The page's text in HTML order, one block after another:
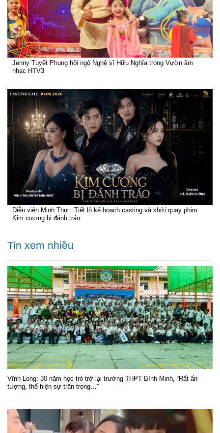
Jenny Tuyết Phụng hội ngộ Nghệ sĩ Hữu Nghĩa trong Vườn âm
nhạc HTV3
Diễn viên Minh Thư : Tiết lộ kế hoạch casting và khởi quay phim
Kim cương bị đánh tráo
Tin xem nhiều
Vĩnh Long: 30 năm học trò trở lại trường THPT Bình Minh, “Rất ấn
tượng, thể hiện sự trân trọng…”